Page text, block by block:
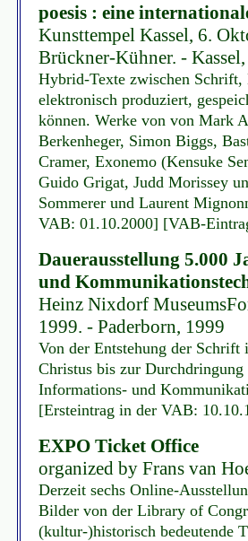
poesis : eine
Kunsttempel Kassel, 6.
Brückner-Kühner. -
Hybrid-Texte zwischen
elektronisch produziert,
können. Werke von von Mark
Berkenheger, Simon Biggs,
Cramer, Exonemo (Kensuke
Guido Grigat, Judd Morissey
Sommerer und Laurent
VAB: 01.10.2000] [VAB-
Dauerausstellung 5.000
und
Heinz Nixdorf
1999. - Paderborn, 1999
Von der Entstehung der
Christus bis zur
Informations- und
[Ersteintrag in der VAB:
EXPO Ticket Office
organized by Frans van
Derzeit sechs Online-
Bilder von der Library of
(kultur-)historisch bedeutende